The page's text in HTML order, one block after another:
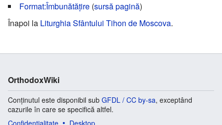
Format:Îmbunătățire (sursă pagină)
Înapoi la Liturghia Sfântului Tihon de Moscova.
OrthodoxWiki
Conținutul este disponibil sub GFDL / CC by-sa, exceptând
cazurile în care se specifică altfel.